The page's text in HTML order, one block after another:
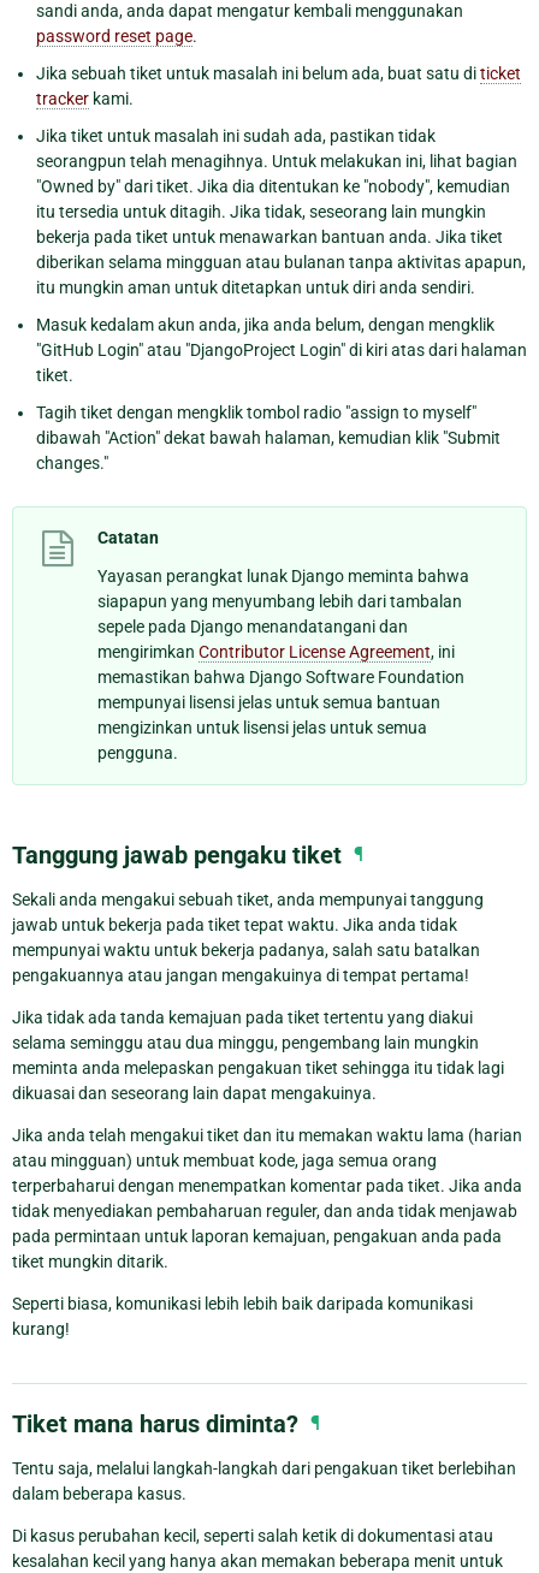
sandi anda, anda dapat mengatur kembali menggunakan
password reset page.
Jika sebuah tiket untuk masalah ini belum ada, buat satu diticket
tracker kami.
Jika tiket untuk masalah ini sudah ada, pastikan tidak
seorangpun telah menagihnya. Untuk melakukan ini, lihat bagian
"Owned by" dari tiket. Jika dia ditentukan ke "nobody", kemudian
itu tersedia untuk ditagih. Jika tidak, seseorang lain mungkin
bekerja pada tiket untuk menawarkan bantuan anda. Jika tiket
diberikan selama mingguan atau bulanan tanpa aktivitas apapun,
itu mungkin aman untuk ditetapkan untuk diri anda sendiri.
Masuk kedalam akun anda, jika anda belum, dengan mengklik
"GitHub Login" atau "DjangoProject Login" di kiri atas dari halaman
tiket.
Tagih tiket dengan mengklik tombol radio "assign to myself"
dibawah "Action" dekat bawah halaman, kemudian klik "Submit
changes."
Catatan
Yayasan perangkat lunak Django meminta bahwa
siapapun yang menyumbang lebih dari tambalan
sepele pada Django menandatangani dan
mengirimkan Contributor License Agreement, ini
memastikan bahwa Django Software Foundation
mempunyai lisensi jelas untuk semua bantuan
mengizinkan untuk lisensi jelas untuk semua
pengguna.
Tanggung jawab pengaku tiket ¶
Sekali anda mengakui sebuah tiket, anda mempunyai tanggung
jawab untuk bekerja pada tiket tepat waktu. Jika anda tidak
mempunyai waktu untuk bekerja padanya, salah satu batalkan
pengakuannya atau jangan mengakuinya di tempat pertama!
Jika tidak ada tanda kemajuan pada tiket tertentu yang diakui
selama seminggu atau dua minggu, pengembang lain mungkin
meminta anda melepaskan pengakuan tiket sehingga itu tidak lagi
dikuasai dan seseorang lain dapat mengakuinya.
Jika anda telah mengakui tiket dan itu memakan waktu lama (harian
atau mingguan) untuk membuat kode, jaga semua orang
terperbaharui dengan menempatkan komentar pada tiket. Jika anda
tidak menyediakan pembaharuan reguler, dan anda tidak menjawab
pada permintaan untuk laporan kemajuan, pengakuan anda pada
tiket mungkin ditarik.
Seperti biasa, komunikasi lebih lebih baik daripada komunikasi
kurang!
Tiket mana harus diminta? ¶
Tentu saja, melalui langkah-langkah dari pengakuan tiket berlebihan
dalam beberapa kasus.
Di kasus perubahan kecil, seperti salah ketik di dokumentasi atau
kesalahan kecil yang hanya akan memakan beberapa menit untuk